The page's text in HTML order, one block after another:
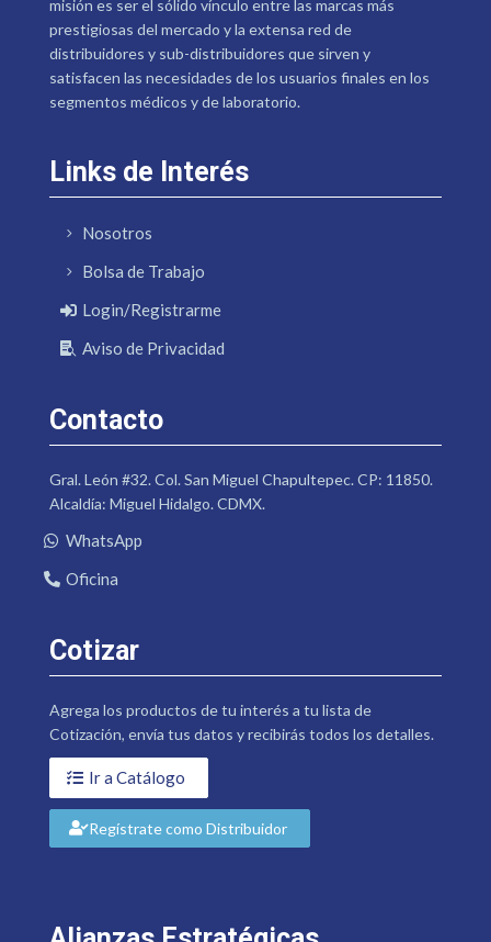
misión es ser el sólido vínculo entre las marcas más
prestigiosas del mercado y la extensa red de
distribuidores y sub-distribuidores que sirven y
satisfacen las necesidades de los usuarios finales en los
segmentos médicos y de laboratorio.
Links de Interés
Nosotros
Bolsa de Trabajo
Login/Registrarme
Aviso de Privacidad
Contacto
Gral. León #32. Col. San Miguel Chapultepec. CP: 11850.
Alcaldía: Miguel Hidalgo. CDMX.
WhatsApp
Oficina
Cotizar
Agrega los productos de tu interés a tu lista de
Cotización, envía tus datos y recibirás todos los detalles.
Ir a Catálogo
Regístrate como Distribuidor